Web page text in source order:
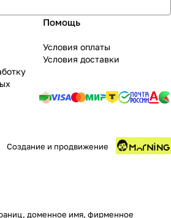
Помощь
Условия оплаты
Условия доставки
Создание и продвижение
доменное имя, фирменное